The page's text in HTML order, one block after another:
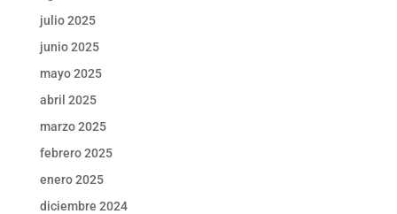
julio 2025
junio 2025
mayo 2025
abril 2025
marzo 2025
febrero 2025
enero 2025
diciembre 2024